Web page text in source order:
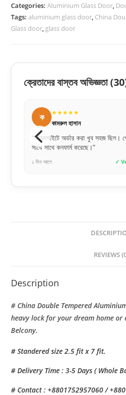
10081
quantity
Categories:Aluminium Glass Door,
Tags:aluminium glass door, China
Glass door, glass door
ক্রেতাদের বাস্তব অভিজ্ঞতা
ক ★★★★★
কামরুল হাসান
“ওয়েবসাইটে অর্ডার করা খুব সহজ ছিল।
সাথে সাথে কনফার্ম করেছে।”
১ দিন আগে ✓
REVIEWS
Description
# China Double Tempered
heavy lock for your dream home
Belcony.
# Standered size 2.5 fit x 7 fit.
# Delivery Time : 3-5 Days ( Whole
# Contact : +8801752957060 /